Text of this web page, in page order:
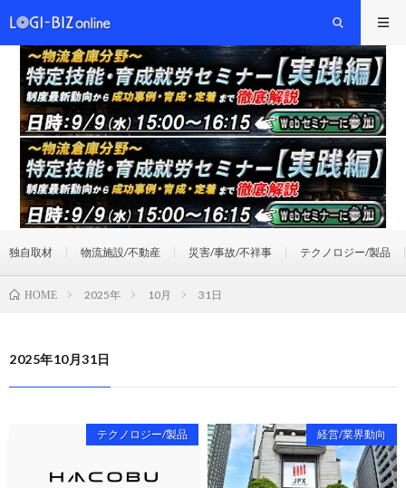
独自取材 物流施設/不動産 災害/事故/不祥事 テクノロジー/製品
HOME 2025年 10月 31日
2025年10月31日
テクノロジー/製品 経営/業界動向